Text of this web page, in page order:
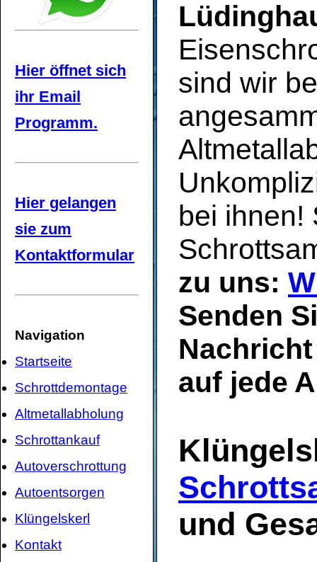
Hier öffnet sich
ihr Email
Programm.
Hier gelangen
sie zum
Kontaktformular
Navigation
Startseite
Schrottdemontage
Altmetallabholung
Schrottankauf
Autoverschrottung
Autoentsorgen
Klüngelskerl
Kontakt
sind wir
bei ihnen!
zu uns:
Senden
auf jede
und